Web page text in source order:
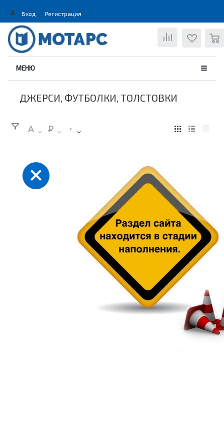
Вход Регистрация
МЕНЮ
ДЖЕРСИ, ФУТБОЛКИ, ТОЛСТОВКИ